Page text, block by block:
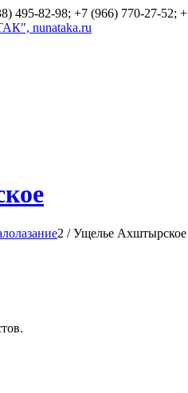
495-82-98; +7 (966) 770-27-52;
2 / Ущелье Ахштырское